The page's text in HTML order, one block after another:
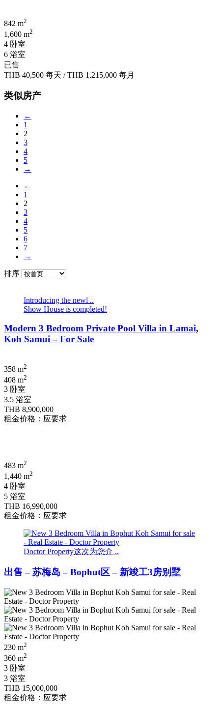
842 m2
1,600 m2
4 卧室
6 浴室
已售
THB 40,500 每天 /THB 1,215,000 每月
类似房产
←
1
2
3
4
5
→
←
1
2
3
4
5
6
7
→
排序
Introducing the newl ..
Show House is completed!
Modern 3 Bedroom Private Pool Villa in Lamai,
Koh Samui – For Sale
358 m2
408 m2
3 卧室
3.5 浴室
THB 8,900,000
租金价格：应要求
483 m2
1,440 m2
4 卧室
5 浴室
THB 16,990,000
租金价格：应要求
Doctor Property这次为您介 ..
出售 – 苏梅岛 – Bophut区 – 新竣工3房别墅
230 m2
360 m2
3 卧室
3 浴室
THB 15,000,000
租金价格：应要求